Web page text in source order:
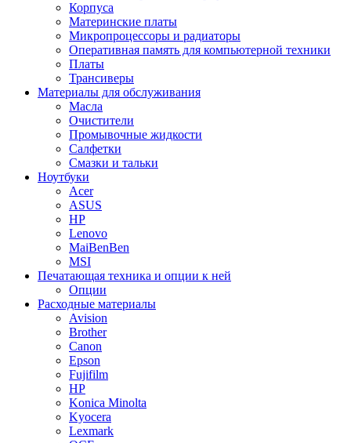
Корпуса
Материнские платы
Микропроцессоры и радиаторы
Оперативная память для компьютерной техники
Платы
Трансиверы
Материалы для обслуживания
Масла
Очистители
Промывочные жидкости
Салфетки
Смазки и тальки
Ноутбуки
Acer
ASUS
HP
Lenovo
MaiBenBen
MSI
Печатающая техника и опции к ней
Опции
Расходные материалы
Avision
Brother
Canon
Epson
Fujifilm
HP
Konica Minolta
Kyocera
Lexmark